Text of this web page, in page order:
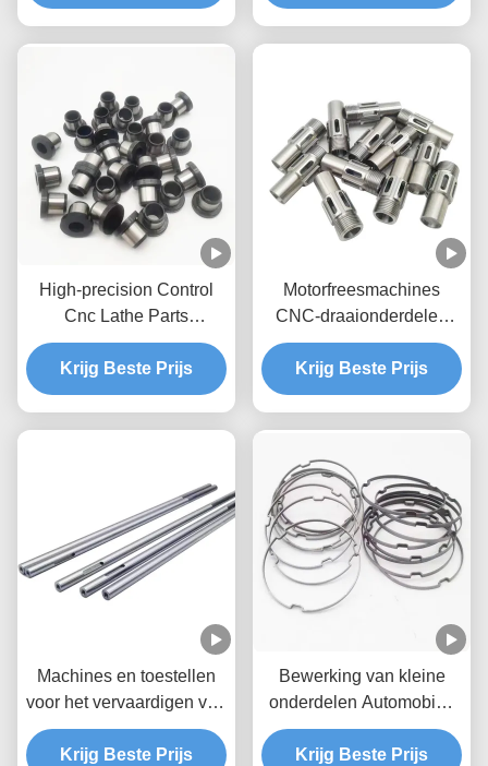
High-precision Control
Cnc Lathe Parts
Bewerkte ijzeren
aluminium Cnc Parts
Krijg Beste Prijs
Motorfreesmachines
CNC-draaionderdelen
Anodiserende precisie
aangepaste CNC-
snijonderdelen
Krijg Beste Prijs
Machines en toestellen
voor het vervaardigen van
machines en toestellen
voor het vervaardigen van
Krijg Beste Prijs
Bewerking van kleine
onderdelen Automobiel,
luchtvaart en ruimtevaart
Elektronica Medische
Krijg Beste Prijs